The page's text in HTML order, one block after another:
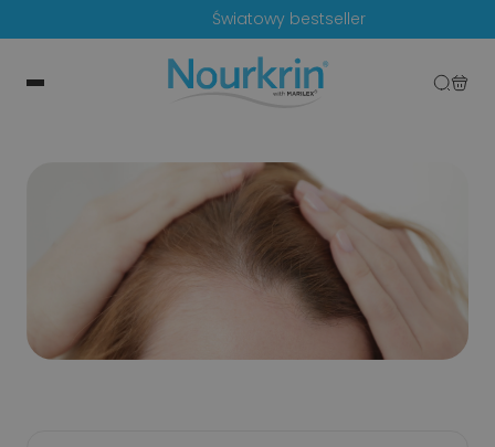
Światowy bestseller